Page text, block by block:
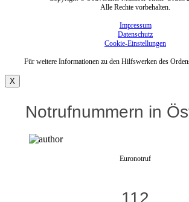
Alle Rechte vorbehalten.
Impressum
Datenschutz
Cookie-Einstellungen
Für weitere Informationen zu den Hilfswerken des
X
Notrufnummern in
Euronotruf